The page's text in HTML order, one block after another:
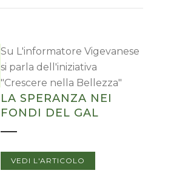
Su L'informatore Vigevanese
si parla dell'iniziativa
"Crescere nella Bellezza"
LA SPERANZA NEI
FONDI DEL GAL
VEDI L'ARTICOLO